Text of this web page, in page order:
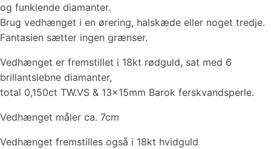
og funklende diamanter.
Brug vedhænget i en ørering, halskæde eller noget tredje.
Fantasien sætter ingen grænser.
Vedhænget er fremstillet i 18kt rødguld, sat med 6
brillantslebne diamanter,
total 0,150ct TW.VS & 13x15mm Barok ferskvandsperle.
Vedhænget måler ca. 7cm
Vedhænget fremstilles også i 18kt hvidguld